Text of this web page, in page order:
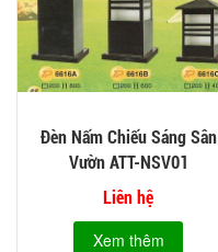
Đèn Nấm Chiếu Sáng Sân
Vườn ATT-NSV01
Liên hệ
Xem thêm